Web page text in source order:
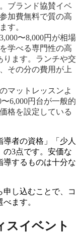
ブランド協賛イベ
加費無料で質の高
す。
〜8,000円が相場
学べる専門性の高
ります。ランチや交
その分の費用が上
マットレッスンよ
6,000円台が一般的
格を設定している
者の資格」「少人
3点です。安価な
導するものは十分な
申し込むことで、コ
ます。
スイベント